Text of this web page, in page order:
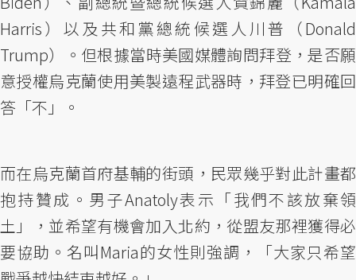
Harris）以及共和黨總統候選人川普（Donald
Trump）。但根據當時美國媒體詢問拜登，是否願
意授權烏克蘭使用美製遠程武器時，拜登已明確回
答「不」。
而在烏克蘭首府基輔的街頭，民眾幾乎對此計畫都
抱持贊成。男子Anatoly表示「我們不該放棄領
土」，並希望有機會加入北約，從盟友那裡獲得必
要協助。名叫Maria的女性則強調，「大家只希望